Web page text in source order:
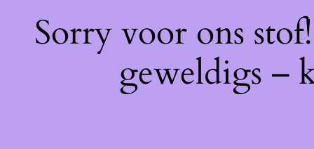
Sorry voor ons
geweldigs –